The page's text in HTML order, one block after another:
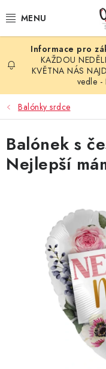
na
OSLAVA
STYLOVÁ PARTY
DEKORACE A
BALÓNKY
KARNEVALOVÉ
SVATEBNÍ
BARVY NA
BLAHOPŘÁNÍ
BUBLIFUKY
DORTOVÉ
KAŽDOU
KVĚTNA NÁS
vedle -
Balónky srdce
Balónek s
Nejlepší